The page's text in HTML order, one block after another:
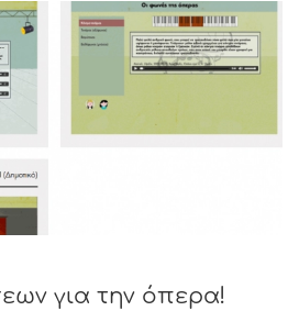
για την όπερα!